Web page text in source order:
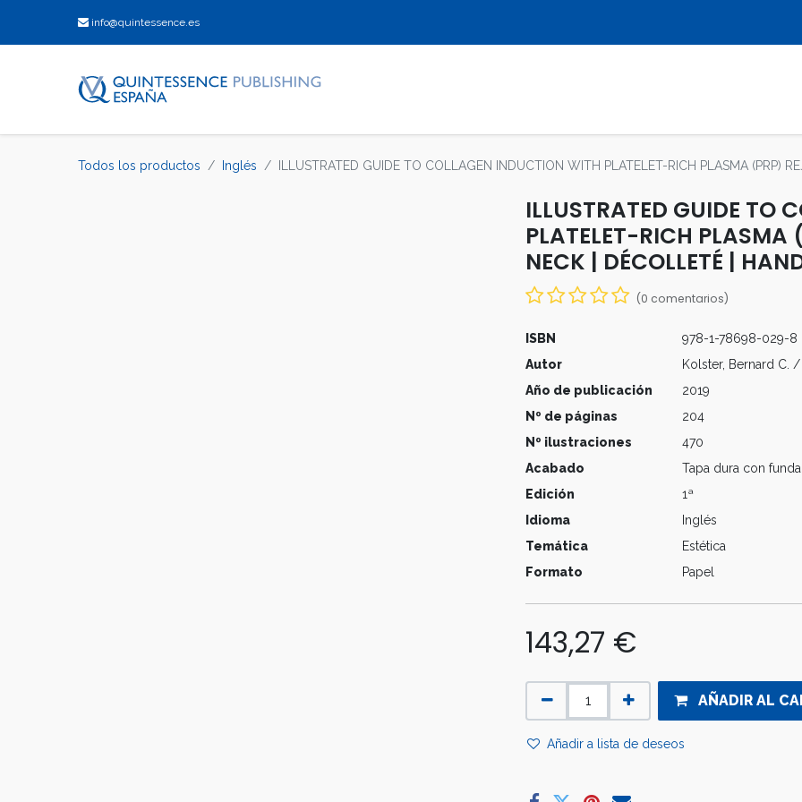
info@quintessence.es
Todos los productos Inglés ILLUSTRATED GUIDE TO COLLAGEN INDUCTION WITH PLATELET-RICH PLASMA (PRP)
ILLUSTRATED GUIDE TO
PLATELET-RICH PLASMA
NECK | DÉCOLLETÉ |
(0 comentarios)
ISBN
978-1-78698-029-8
Autor
Kolster, Bernard C.
Año de publicación
2019
Nº de páginas
204
Nº ilustraciones
470
Acabado
Tapa dura con funda
Edición
1ª
Idioma
Inglés
Temática
Estética
Formato
Papel
143,27 €
AÑADIR AL
Añadir a lista de deseos